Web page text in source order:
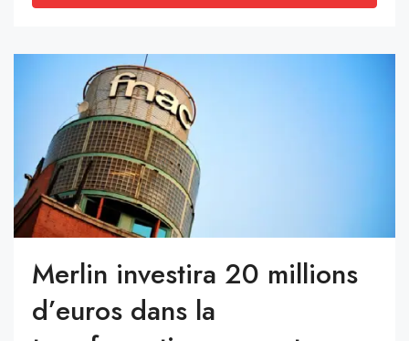
Merlin investira 20 millions
d’euros dans la